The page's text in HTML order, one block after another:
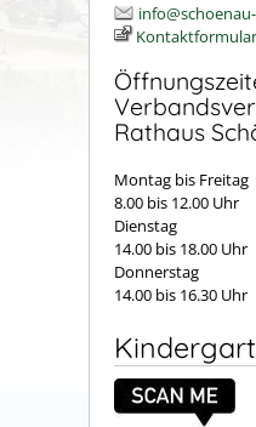
Kontaktformular
Rathaus
Montag bis Freitag
8.00 bis 12.00 Uhr
Dienstag
14.00 bis 18.00 Uhr
Donnerstag
14.00 bis 16.30 Uhr